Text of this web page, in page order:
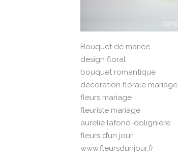
Bouquet de mariée
design floral
bouquet romantique
décoration florale mariage
fleurs mariage
fleuriste mariage
aurelie lafond-doligniere
fleurs d’un jour
www.fleursdunjour.fr